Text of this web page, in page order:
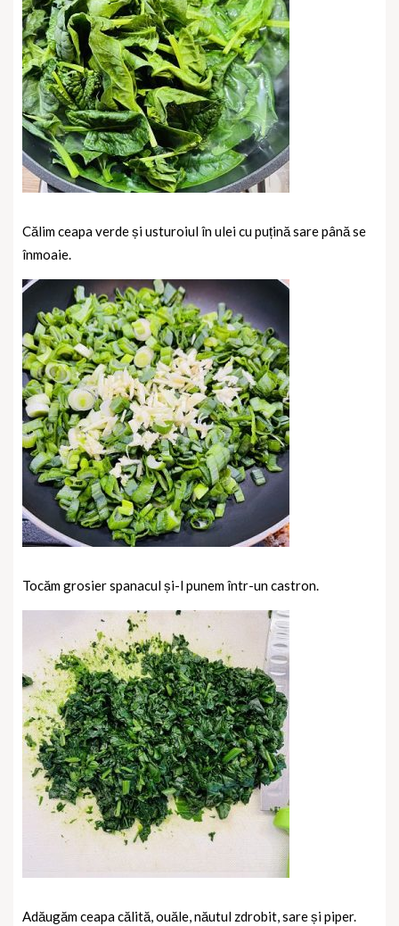
Călim ceapa verde și usturoiul în ulei cu puțină sare până se
înmoaie.
Tocăm grosier spanacul și-l punem într-un castron.
Adăugăm ceapa călită, ouăle, năutul zdrobit, sare și piper.